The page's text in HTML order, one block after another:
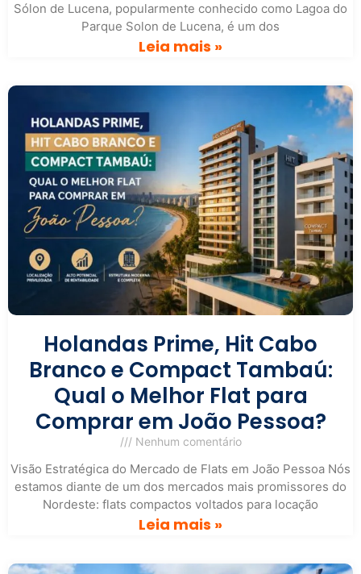
Sólon de Lucena, popularmente conhecido como Lagoa do
Parque Solon de Lucena, é um dos
Leia mais »
Holandas Prime, Hit Cabo
Branco e Compact Tambaú:
Qual o Melhor Flat para
Comprar em João Pessoa?
Nenhum comentário
Visão Estratégica do Mercado de Flats em João Pessoa Nós
estamos diante de um dos mercados mais promissores do
Nordeste: flats compactos voltados para locação
Leia mais »